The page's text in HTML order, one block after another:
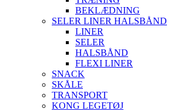
BEKLÆDNING
SELER LINER HALSBÅND
LINER
SELER
HALSBÅND
FLEXI LINER
SNACK
SKÅLE
TRANSPORT
KONG LEGETØJ